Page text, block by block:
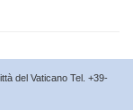
del Vaticano Tel. +39-